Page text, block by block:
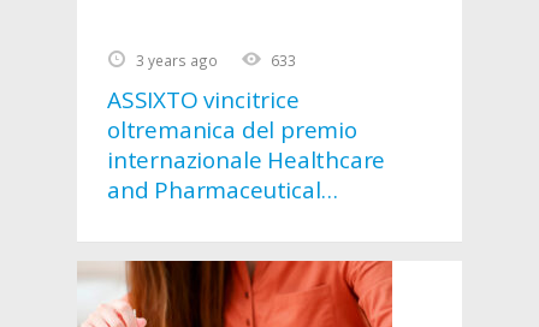
3 years ago 633
ASSIXTO vincitrice
oltremanica del premio
internazionale Healthcare
and Pharmaceutical
Home Care Service
Provider 2023 –
Northeastern Italy